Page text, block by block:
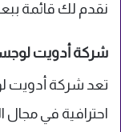
نقدم لك قائمة
شركة أدويت
تعد شركة أدويت
احترافية في